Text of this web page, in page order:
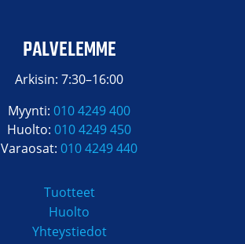
PALVELEMME
Arkisin: 7:30–16:00
Myynti: 010 4249 400
Huolto: 010 4249 450
Varaosat: 010 4249 440
Tuotteet
Huolto
Yhteystiedot